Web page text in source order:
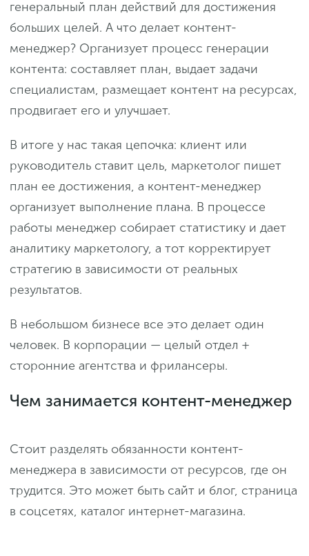
генеральный план действий для достижения
больших целей. А что делает контент-
менеджер? Организует процесс генерации
контента: составляет план, выдает задачи
специалистам, размещает контент на ресурсах,
продвигает его и улучшает.
В итоге у нас такая цепочка: клиент или
руководитель ставит цель, маркетолог пишет
план ее достижения, а контент-менеджер
организует выполнение плана. В процессе
работы менеджер собирает статистику и дает
аналитику маркетологу, а тот корректирует
стратегию в зависимости от реальных
результатов.
В небольшом бизнесе все это делает один
человек. В корпорации — целый отдел +
сторонние агентства и фрилансеры.
Чем занимается контент-менеджер
Стоит разделять обязанности контент-
менеджера в зависимости от ресурсов, где он
трудится. Это может быть сайт и блог, страница
в соцсетях, каталог интернет-магазина.